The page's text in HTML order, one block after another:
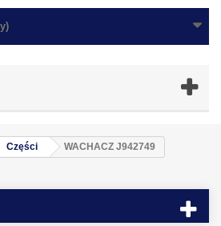
Części WACHACZ J942749